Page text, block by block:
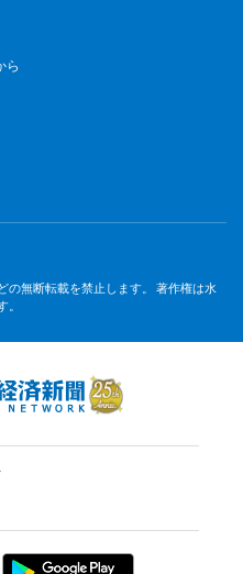
ら
の無断転載を禁止します。 著作権は水